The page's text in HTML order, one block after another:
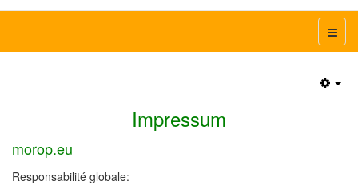
Impressum
morop.eu
Responsabilité globale: